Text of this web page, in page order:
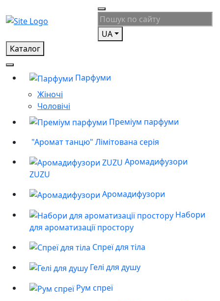
UA
Каталог
Парфуми
Жіночі
Чоловічі
Преміум парфуми
"Аромат танцю" Лімітована серія
Аромадифузори
ZUZU
Аромадифузори
Набори
для ароматизації простору
Спреї для тіла
Гелі для душу
Рум спреї